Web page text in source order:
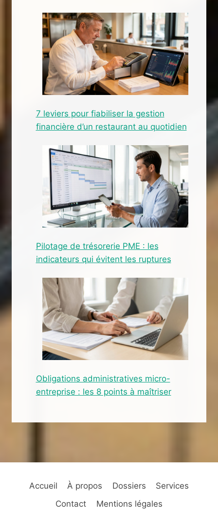
7 leviers pour fiabiliser la gestion
financière d’un restaurant au quotidien
Pilotage de trésorerie PME : les
indicateurs qui évitent les ruptures
Obligations administratives micro-
entreprise : les 8 points à maîtriser
Accueil À propos Dossiers
Services
Contact
Mentions légales